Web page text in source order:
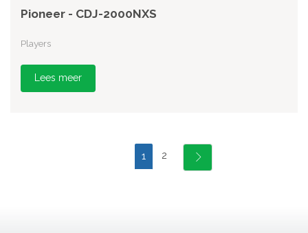
Pioneer - CDJ-2000NXS
Players
Lees meer
1 2